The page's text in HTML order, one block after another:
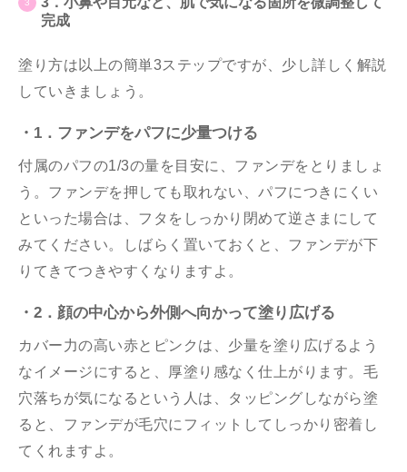
完成
塗り方は以上の簡単3ステップですが、少し詳しく解説
していきましょう。
・1．ファンデをパフに少量つける
付属のパフの1/3の量を目安に、ファンデをとりましょ
う。ファンデを押しても取れない、パフにつきにくい
といった場合は、フタをしっかり閉めて逆さまにして
みてください。しばらく置いておくと、ファンデが下
りてきてつきやすくなりますよ。
・2．顔の中心から外側へ向かって塗り広げる
カバー力の高い赤とピンクは、少量を塗り広げるよう
なイメージにすると、厚塗り感なく仕上がります。毛
穴落ちが気になるという人は、タッピングしながら塗
ると、ファンデが毛穴にフィットしてしっかり密着し
てくれますよ。